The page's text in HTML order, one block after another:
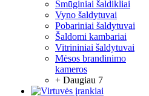
Smūginiai šaldikliai
Vyno šaldytuvai
Pobariniai šaldytuvai
Šaldomi kambariai
Vitrininiai šaldytuvai
Mėsos brandinimo
kameros
+ Daugiau 7